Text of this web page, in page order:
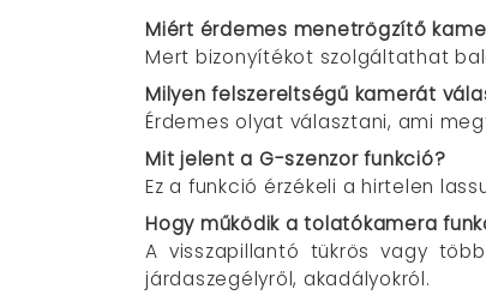
Miért érdemes menetrögzítő
Mert bizonyítékot szolgáltathat
Milyen felszereltségű kamerát
Érdemes olyat választani, ami
Mit jelent a G-szenzor funkció?
Ez a funkció érzékeli a hirtelen
Hogy működik a tolatókamera
A visszapillantó tükrös vagy
járdaszegélyről, akadályokról.